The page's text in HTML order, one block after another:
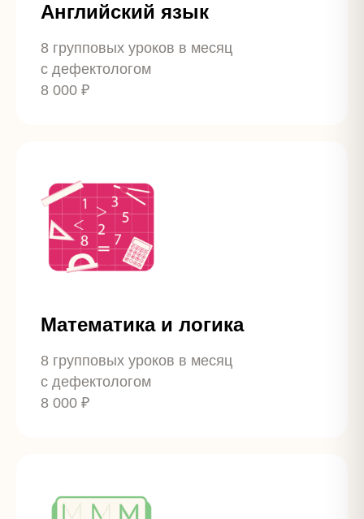
Английский язык
8 групповых уроков в месяц
с дефектологом
8 000 ₽
Математика и логика
8 групповых уроков в месяц
с дефектологом
8 000 ₽